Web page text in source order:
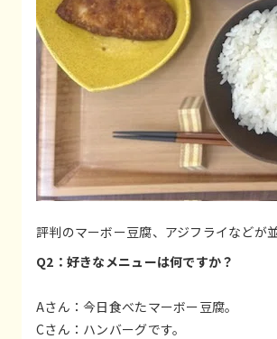
評判のマーボー豆腐、アジフライなどが
Q2：好きなメニューは何ですか？
Aさん：今日食べたマーボー豆腐。
Cさん：ハンバーグです。